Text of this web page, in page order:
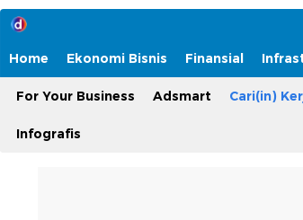
Home Ekonomi Bisnis Finansial
For Your Business Adsmart Cari(in)
Infografis